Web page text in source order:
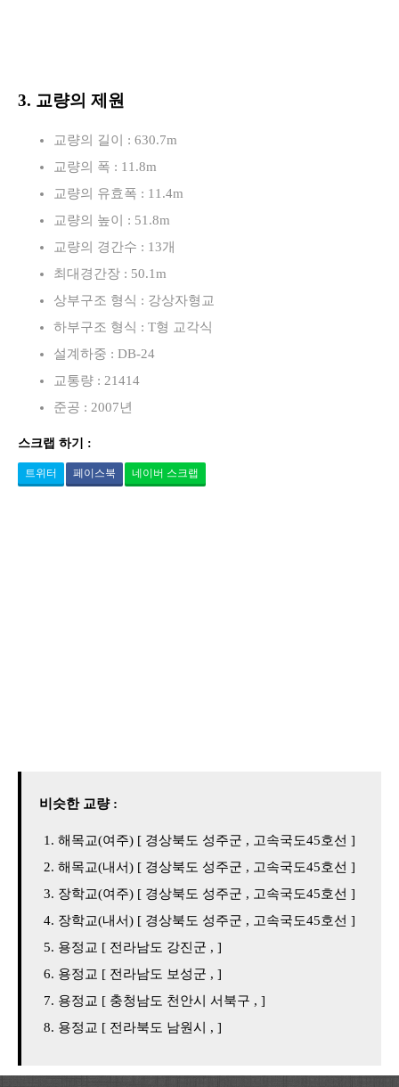
3. 교량의 제원
교량의 길이 : 630.7m
교량의 폭 : 11.8m
교량의 유효폭 : 11.4m
교량의 높이 : 51.8m
교량의 경간수 : 13개
최대경간장 : 50.1m
상부구조 형식 : 강상자형교
하부구조 형식 : T형 교각식
설계하중 : DB-24
교통량 : 21414
준공 : 2007년
스크랩 하기 :
트위터 페이스북 네이버 스크랩
비슷한 교량 :
해목교(여주) [ 경상북도 성주군 , 고속국도45호선 ]
해목교(내서) [ 경상북도 성주군 , 고속국도45호선 ]
장학교(여주) [ 경상북도 성주군 , 고속국도45호선 ]
장학교(내서) [ 경상북도 성주군 , 고속국도45호선 ]
용정교 [ 전라남도 강진군 , ]
용정교 [ 전라남도 보성군 , ]
용정교 [ 충청남도 천안시 서북구 , ]
용정교 [ 전라북도 남원시 , ]